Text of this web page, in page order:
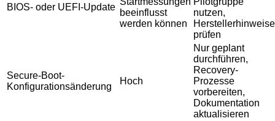
BIOS- oder UEFI-Update
beeinflusst
werden können
nutzen,
Herstellerhinweise
prüfen
Secure-Boot-
Konfigurationsänderung
Hoch
Nur geplant
durchführen,
Recovery-
Prozesse
vorbereiten,
Dokumentation
aktualisieren